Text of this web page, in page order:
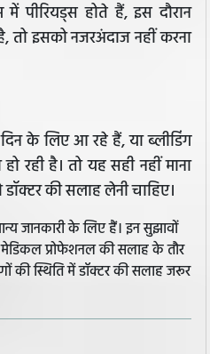
पीरियड्स होते हैं, इस दौरान
तो इसको नजरअंदाज नहीं करना
के लिए आ रहे हैं, या ब्लीडिंग
रही है। तो यह सही नहीं माना
की सलाह लेनी चाहिए।
जानकारी के लिए हैं। इन सुझावों
मेडिकल प्रोफेशनल की सलाह के तौर
की स्थिति में डॉक्टर की सलाह जरूर